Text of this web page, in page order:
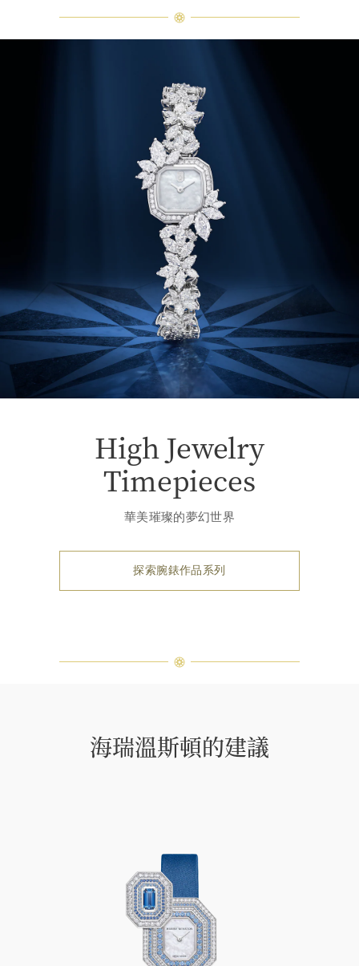
High Jewelry
Timepieces
華美璀璨的夢幻世界
探索腕錶作品系列
海瑞溫斯頓的建議